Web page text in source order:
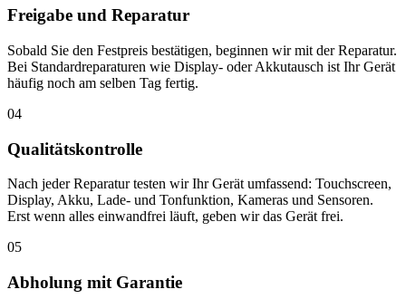
Freigabe und Reparatur
Sobald Sie den Festpreis bestätigen, beginnen wir mit der Reparatur.
Bei Standardreparaturen wie Display- oder Akkutausch ist Ihr Gerät
häufig noch am selben Tag fertig.
04
Qualitätskontrolle
Nach jeder Reparatur testen wir Ihr Gerät umfassend: Touchscreen,
Display, Akku, Lade- und Tonfunktion, Kameras und Sensoren.
Erst wenn alles einwandfrei läuft, geben wir das Gerät frei.
05
Abholung mit Garantie